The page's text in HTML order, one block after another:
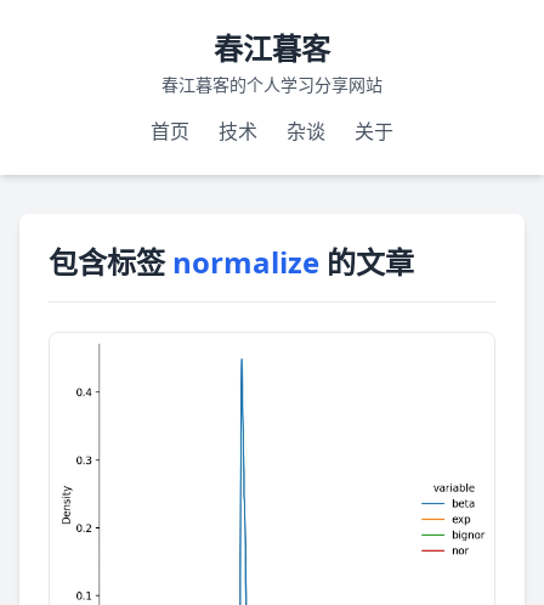
春江暮客
春江暮客的个人学习分享网站
首页 技术 杂谈 关于
包含标签normalize 的文章